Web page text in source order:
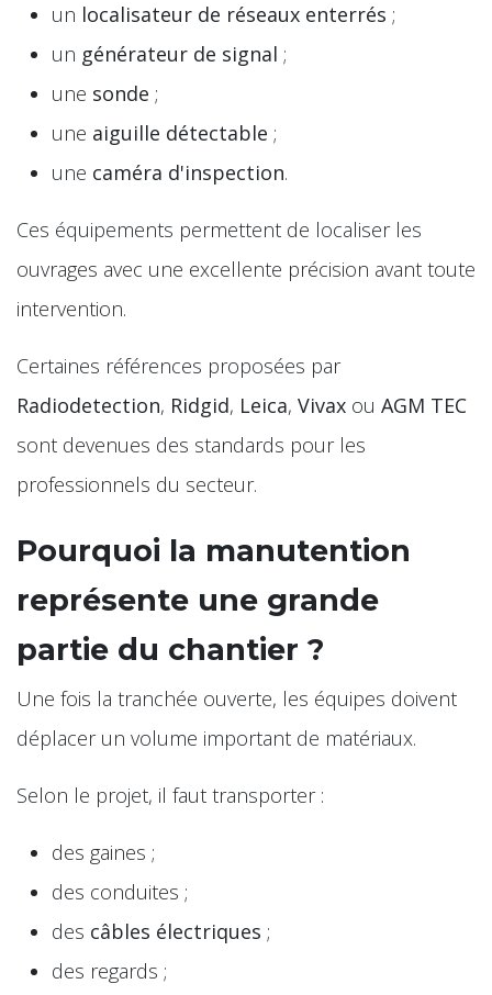
un localisateur de réseaux enterrés ;
un générateur de signal ;
une sonde ;
une aiguille détectable ;
une caméra d'inspection.
Ces équipements permettent de localiser les
ouvrages avec une excellente précision avant toute
intervention.
Certaines références proposées par
Radiodetection, Ridgid, Leica, Vivax ou AGM TEC
sont devenues des standards pour les
professionnels du secteur.
Pourquoi la manutention
représente une grande
partie du chantier ?
Une fois la tranchée ouverte, les équipes doivent
déplacer un volume important de matériaux.
Selon le projet, il faut transporter :
des gaines ;
des conduites ;
des câbles électriques ;
des regards ;